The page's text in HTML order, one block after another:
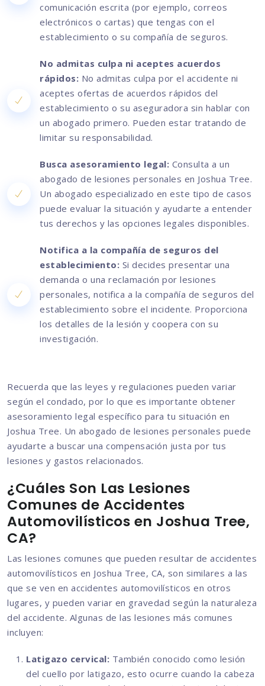
comunicación escrita (por ejemplo, correos
electrónicos o cartas) que tengas con el
establecimiento o su compañía de seguros.
No admitas culpa ni aceptes acuerdos
rápidos: No admitas culpa por el accidente ni
aceptes ofertas de acuerdos rápidos del
establecimiento o su aseguradora sin hablar con
un abogado primero. Pueden estar tratando de
limitar su responsabilidad.
Busca asesoramiento legal: Consulta a un
abogado de lesiones personales en Joshua Tree.
Un abogado especializado en este tipo de casos
puede evaluar la situación y ayudarte a entender
tus derechos y las opciones legales disponibles.
Notifica a la compañía de seguros del
establecimiento: Si decides presentar una
demanda o una reclamación por lesiones
personales, notifica a la compañía de seguros del
establecimiento sobre el incidente. Proporciona
los detalles de la lesión y coopera con su
investigación.
Recuerda que las leyes y regulaciones pueden variar
según el condado, por lo que es importante obtener
asesoramiento legal específico para tu situación en
Joshua Tree. Un abogado de lesiones personales puede
ayudarte a buscar una compensación justa por tus
lesiones y gastos relacionados.
¿Cuáles Son Las Lesiones
Comunes de Accidentes
Automovilísticos en Joshua Tree,
CA?
Las lesiones comunes que pueden resultar de accidentes
automovilísticos en Joshua Tree, CA, son similares a las
que se ven en accidentes automovilísticos en otros
lugares, y pueden variar en gravedad según la naturaleza
del accidente. Algunas de las lesiones más comunes
incluyen:
Latigazo cervical: También conocido como lesión
del cuello por latigazo, esto ocurre cuando la cabeza